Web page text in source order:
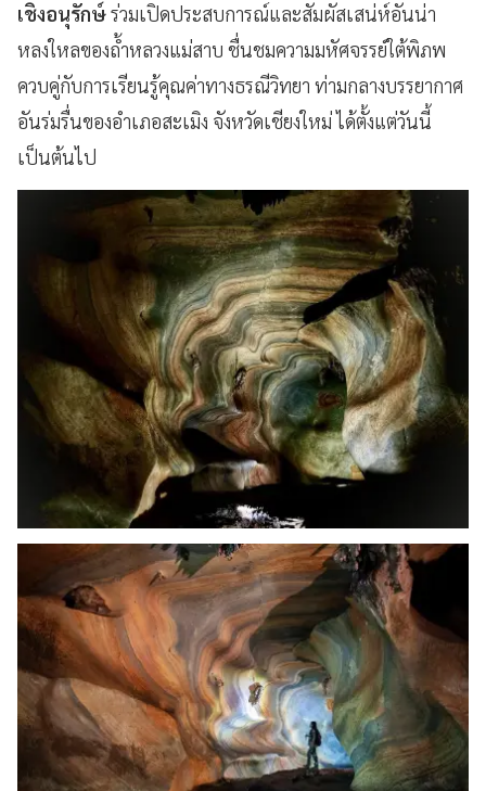
เชิงอนุรักษ์ร่วมเปิดประสบการณ์และสัมผัสเสน่ห์อันน่า
หลงใหลของถ้ำหลวงแม่สาบ ชื่นชมความมหัศจรรย์ใต้พิภพ
ควบคู่กับการเรียนรู้คุณค่าทางธรณีวิทยา ท่ามกลางบรรยากาศ
อันร่มรื่นของอำเภอสะเมิง จังหวัดเชียงใหม่ ได้ตั้งแต่วันนี้
เป็นต้นไป